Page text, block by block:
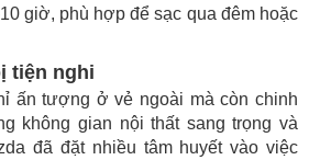
giờ, phù hợp để sạc qua đêm hoặc
tiện nghi
ấn tượng ở vẻ ngoài mà còn chinh
không gian nội thất sang trọng và
đã đặt nhiều tâm huyết vào việc